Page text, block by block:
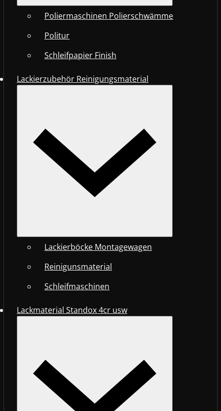
Poliermaschinen Polierschwämme
Politur
Schleifpapier Finish
Lackierzubehör Reinigungsmaterial
Lackierböcke Montagewagen
Reinigunsmaterial
Schleifmaschinen
Lackmaterial Standox 4cr usw